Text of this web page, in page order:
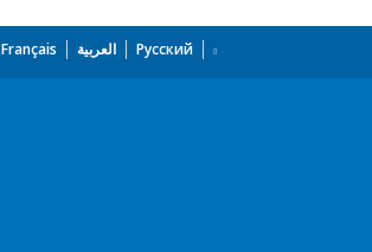
Français العربية Русский